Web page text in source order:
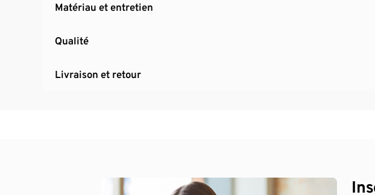
Matériau et entretien
Qualité
Livraison et retour